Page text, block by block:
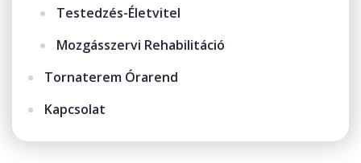
Testedzés-Életvitel
Mozgásszervi Rehabilitáció
Tornaterem Órarend
Kapcsolat